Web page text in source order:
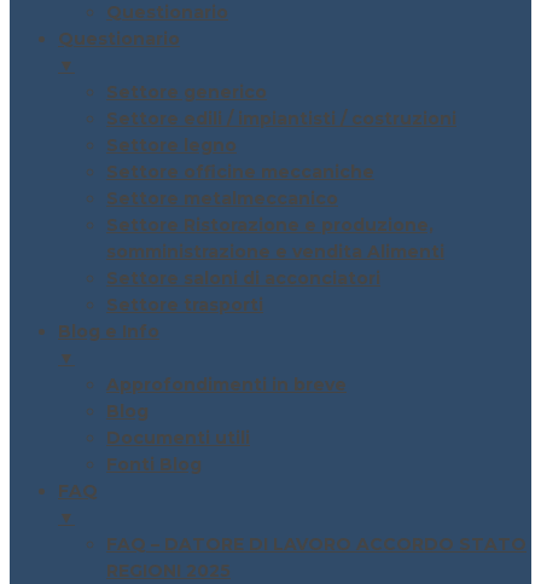
Questionario
Questionario
▼
Settore generico
Settore edili / impiantisti / costruzioni
Settore legno
Settore officine meccaniche
Settore metalmeccanico
Settore Ristorazione e produzione,
somministrazione e vendita Alimenti
Settore saloni di acconciatori
Settore trasporti
Blog e Info
▼
Approfondimenti in breve
Blog
Documenti utili
Fonti Blog
FAQ
▼
FAQ – DATORE DI LAVORO ACCORDO STATO
REGIONI 2025